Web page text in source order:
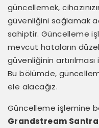
güncellemek,
güvenliğini sağlamak
sahiptir. Güncelleme
mevcut hataların
güvenliğinin
Bu bölümde,
ele alacağız.
Güncelleme işlemine
Grandstream